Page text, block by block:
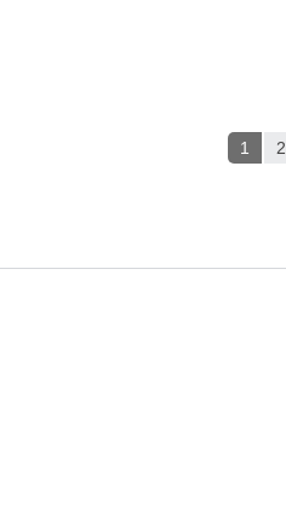
1 2